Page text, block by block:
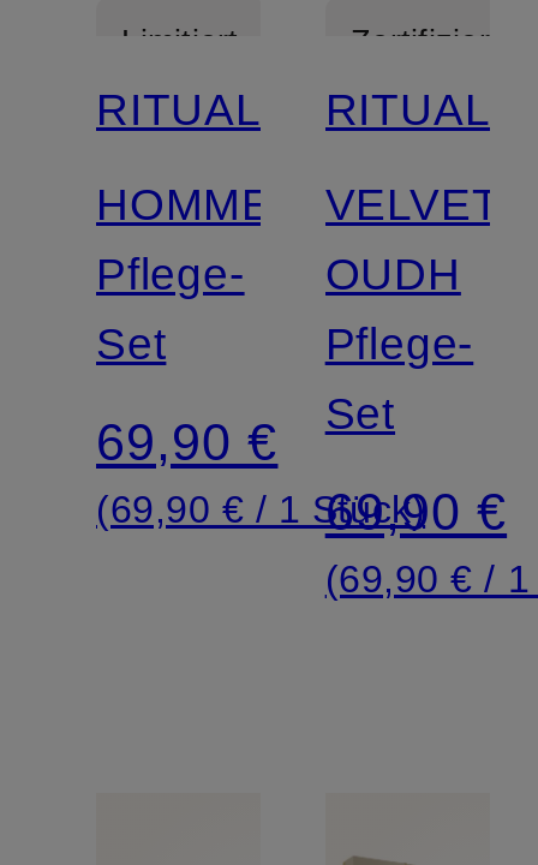
Limitiert
RITUALS
HOMME
Pflege-
Set
69,90 €
(69,90 € / 1 Stück)
Zertifiziert
RITUALS
VELVET
OUDH
Pflege-
Set
69,90 €
(69,90 € /